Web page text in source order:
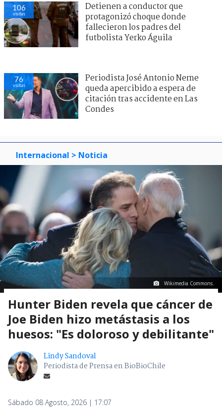
106
visitas
Detienen a conductor que
protagonizó choque donde
fallecieron los padres del
futbolista Yerko Águila
76
visitas
Periodista José Antonio Neme
queda apercibido a espera de
citación tras accidente en Las
Condes
Internacional > Noticia
Wikimedia Commons.
Hunter Biden revela que cáncer de
Joe Biden hizo metástasis a los
huesos: "Es doloroso y debilitante"
Lindy Sandoval
Periodista de Prensa en BioBioChile
Sábado 08 Agosto, 2026 | 17:07